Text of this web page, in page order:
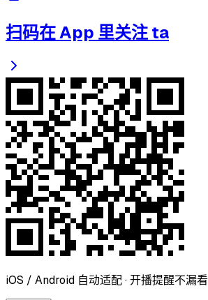
扫码在 App 里关注 ta
iOS / Android 自动适配 · 开播提醒不漏看